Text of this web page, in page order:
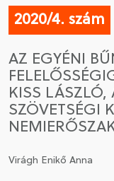
2020/4. szám
AZ EGYÉNI
KISS LÁSZLÓ,
SZÖVETSÉGI
Virágh Enikő Anna